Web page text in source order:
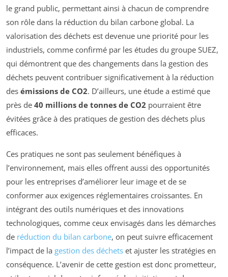
le grand public, permettant ainsi à chacun de comprendre
son rôle dans la réduction du bilan carbone global. La
valorisation des déchets est devenue une priorité pour les
industriels, comme confirmé par les études du groupe SUEZ,
qui démontrent que des changements dans la gestion des
déchets peuvent contribuer significativement à la réduction
des émissions de CO2. D’ailleurs, une étude a estimé que
près de 40 millions de tonnes de CO2 pourraient être
évitées grâce à des pratiques de gestion des déchets plus
efficaces.
Ces pratiques ne sont pas seulement bénéfiques à
l’environnement, mais elles offrent aussi des opportunités
pour les entreprises d’améliorer leur image et de se
conformer aux exigences réglementaires croissantes. En
intégrant des outils numériques et des innovations
technologiques, comme ceux envisagés dans les démarches
de réduction du bilan carbone, on peut suivre efficacement
l’impact de la gestion des déchets et ajuster les stratégies en
conséquence. L’avenir de cette gestion est donc prometteur,